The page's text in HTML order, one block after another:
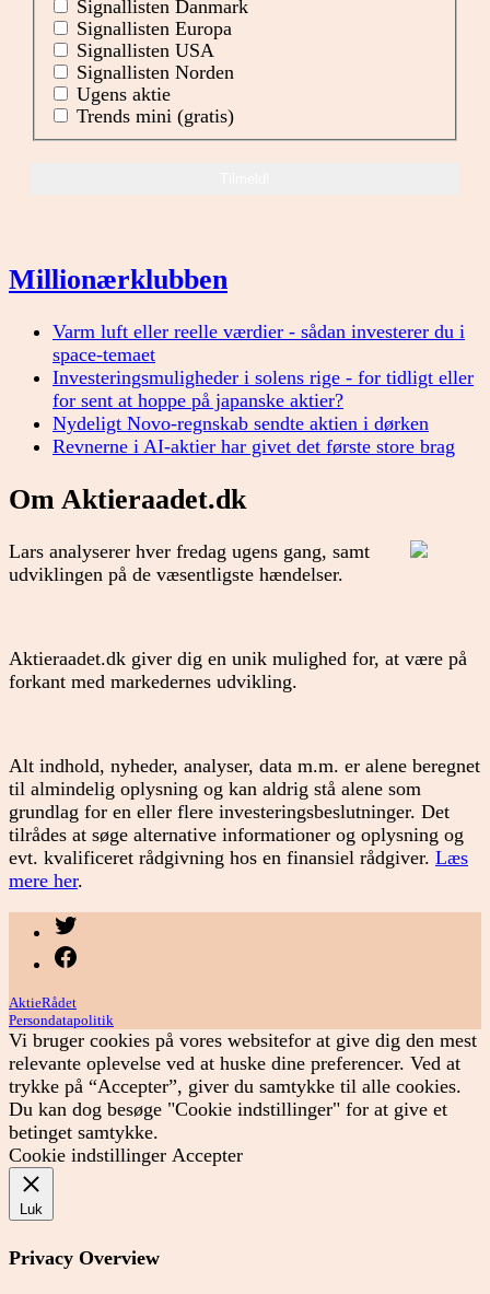
Signallisten Danmark
Signallisten Europa
Signallisten USA
Signallisten Norden
Ugens aktie
Trends mini (gratis)
Millionærklubben
Varm luft eller reelle værdier - sådan investerer du i
space-temaet
Investeringsmuligheder i solens rige - for tidligt eller
for sent at hoppe på japanske aktier?
Nydeligt Novo-regnskab sendte aktien i dørken
Revnerne i AI-aktier har givet det første store brag
Om Aktieraadet.dk
Lars analyserer hver fredag ugens gang, samt
udviklingen på de væsentligste hændelser.
Aktieraadet.dk giver dig en unik mulighed for, at være på
forkant med markedernes udvikling.
Alt indhold, nyheder, analyser, data m.m. er alene beregnet
til almindelig oplysning og kan aldrig stå alene som
grundlag for en eller flere investeringsbeslutninger. Det
tilrådes at søge alternative informationer og oplysning og
evt. kvalificeret rådgivning hos en finansiel rådgiver. Læs
mere her.
AktieRådet
Persondatapolitik
Vi bruger cookies på vores websitefor at give dig den mest
relevante oplevelse ved at huske dine preferencer. Ved at
trykke på “Accepter”, giver du samtykke til alle cookies.
Du kan dog besøge "Cookie indstillinger" for at give et
betinget samtykke.
Cookie indstillinger Accepter
Luk
Privacy Overview